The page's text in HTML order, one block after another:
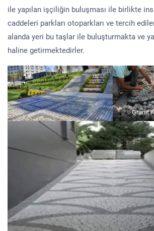
ile yapılan işçiliğin buluşması ile birlikte
caddeleri parkları otoparkları ve tercih
alanda yeri bu taşlar ile buluşturmakta ve
haline getirmektedirler.
Granit